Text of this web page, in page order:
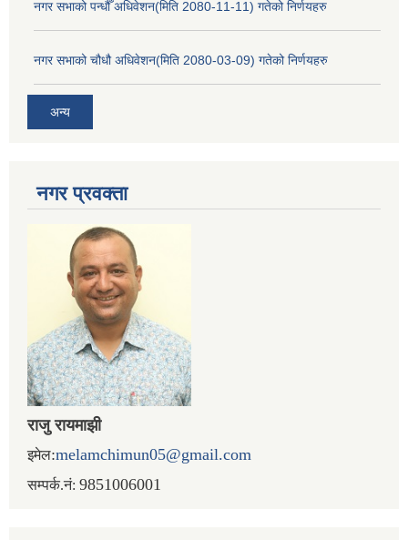
नगर सभाको पन्धौँ अधिवेशन(मिति 2080-11-11) गतेको निर्णयहरु
नगर सभाको चौधौ अधिवेशन(मिति 2080-03-09) गतेको निर्णयहरु
अन्य
नगर प्रव‌क्ता
राजु रायमाझी
इमेल:melamchimun05@gmail.com
सम्पर्क.नं: 9851006001